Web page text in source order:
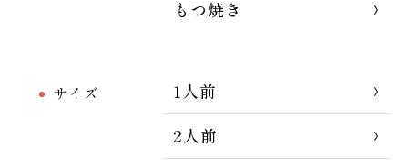
もつ焼き
サイズ
1人前
2人前